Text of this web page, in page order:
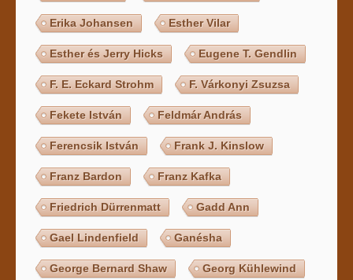
Erika Johansen Esther Vilar
Esther és Jerry Hicks Eugene T. Gendlin
F. E. Eckard Strohm F. Várkonyi Zsuzsa
Fekete István Feldmár András
Ferencsik István Frank J. Kinslow
Franz Bardon Franz Kafka
Friedrich Dürrenmatt Gadd Ann
Gael Lindenfield Ganésha
George Bernard Shaw Georg Kühlewind